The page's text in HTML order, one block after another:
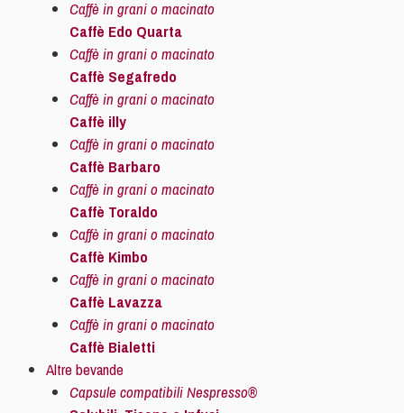
Caffè in grani o macinato
Caffè Edo Quarta
Caffè in grani o macinato
Caffè Segafredo
Caffè in grani o macinato
Caffè illy
Caffè in grani o macinato
Caffè Barbaro
Caffè in grani o macinato
Caffè Toraldo
Caffè in grani o macinato
Caffè Kimbo
Caffè in grani o macinato
Caffè Lavazza
Caffè in grani o macinato
Caffè Bialetti
Altre bevande
Capsule compatibili Nespresso®